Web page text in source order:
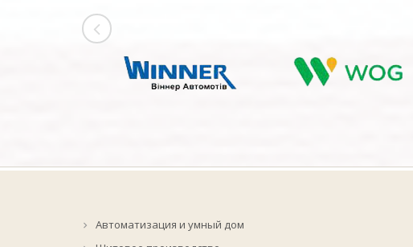
Автоматизация и умный дом